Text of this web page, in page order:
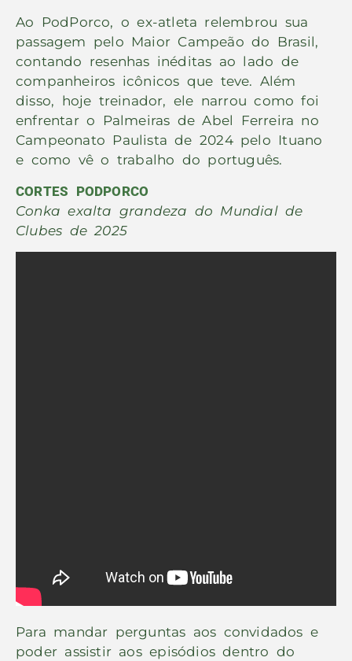
Ao PodPorco, o ex-atleta relembrou sua
passagem pelo Maior Campeão do Brasil,
contando resenhas inéditas ao lado de
companheiros icônicos que teve. Além
disso, hoje treinador, ele narrou como foi
enfrentar o Palmeiras de Abel Ferreira no
Campeonato Paulista de 2024 pelo Ituano
e como vê o trabalho do português.
CORTES PODPORCO
Conka exalta grandeza do Mundial de
Clubes de 2025
Para mandar perguntas aos convidados e
poder assistir aos episódios dentro do